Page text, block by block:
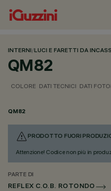
INTERNI/LUCI E FARETTI DA
QM82
COLORE DATI TECNICI DATI
QM82
PRODOTTO FUORI
Attenzione! Codice non più in
PARTE DI
REFLEX C.O.B. ROTONDO